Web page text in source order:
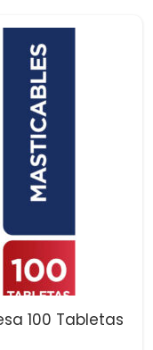
100 Tabletas